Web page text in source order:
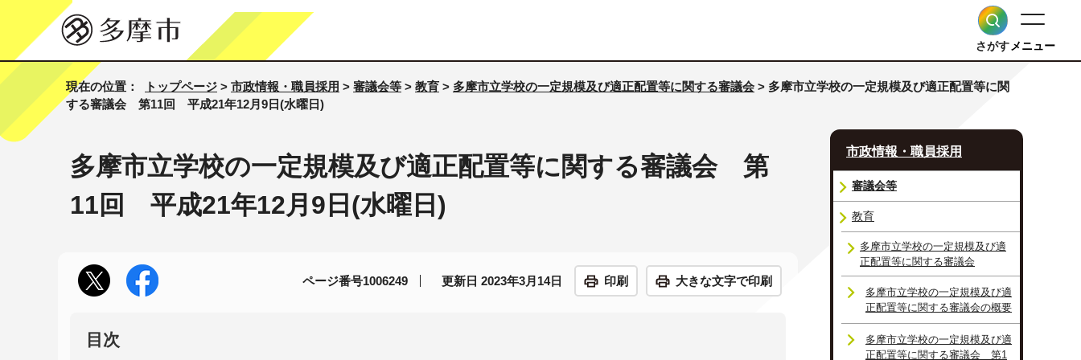
さがすメニュー
現在の位置： トップページ > 市政情報・職員採用 > 審議会等 > 教育 > 多摩市立学校の一定規模及び適正配置等に関する審議会 > 多摩市立学校の一定規模及び適正配置等に関
する審議会 第11回 平成21年12月9日(水曜日)
多摩市立学校の一定規模及び適正配置等に関する審議会 第
11回 平成21年12月9日(水曜日)
ページ番号1006249 更新日 2023年3月14日 印刷 大きな文字で印刷
目次
市政情報・職員採用
審議会等
教育
多摩市立学校の一定規模及び適
正配置等に関する審議会
多摩市立学校の一定規模及び適
正配置等に関する審議会の概要
多摩市立学校の一定規模及び適
正配置等に関する審議会 第1